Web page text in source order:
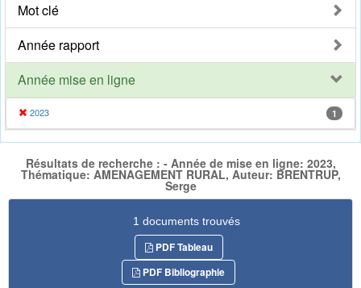
Mot clé
Année rapport
Année mise en ligne
2023 1
Résultats de recherche : - Année de mise en ligne: 2023,
Thématique: AMENAGEMENT RURAL, Auteur: BRENTRUP,
Serge
1 documents trouvés
PDF Tableau
PDF Bibliographie